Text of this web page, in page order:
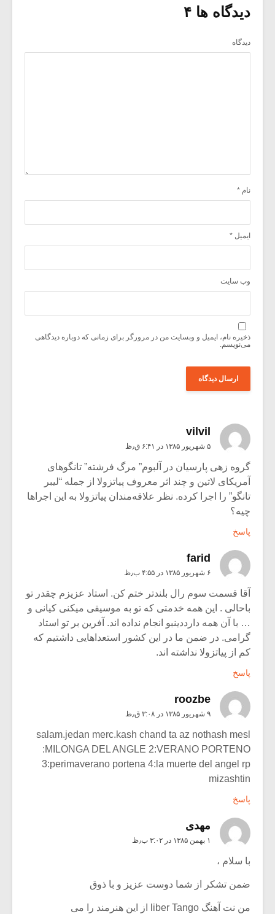
دیدگاه ها ۴
دیدگاه
نام *
ایمیل *
وب‌ سایت
ذخیره نام، ایمیل و وبسایت من در مرورگر برای زمانی که دوباره دیدگاهی
می‌نویسم.
vilvil
۵ شهریور ۱۳۸۵ در ۶:۴۱ ق٫ظ
گروه زهی پارسیان در آلبوم” مرگ فرشته” تانگوهای
آمریکای لاتین و چند اثر معروف پیاتزولا از جمله “لیبر
تانگو” را اجرا کرده. نظر علاقه‌مندان پیاتزولا به این اجراها
چیه؟
پاسخ
farid
۶ شهریور ۱۳۸۵ در ۴:۵۵ ب٫ظ
آقا قسمت سوم رال بلندتر ختم کن. استاد عزیزم چقدر تو
باحالی . این همه خدمتی که تو به موسیقی میکنی کیانی و
… با آن همه دارددینبو انجام نداده اند. آفرین بر تو استاد
گرامی. در ضمن ما در این کشور استعداهایی داشتیم که
کم از پیاتزولا نداشته اند.
پاسخ
roozbe
۹ شهریور ۱۳۸۵ در ۳:۰۸ ق٫ظ
salam.jedan merc.kash chand ta az nothash mesl
:MILONGA DEL ANGLE 2:VERANO PORTENO
3:perimaverano portena 4:la muerte del angel rp
mizashtin
پاسخ
مهدی
۱ بهمن ۱۳۸۵ در ۳:۰۲ ب٫ظ
با سلام ،
ضمن تشکر از شما دوست عزیز و با ذوق
من نت آهنگ liber Tango از این هنرمند را می